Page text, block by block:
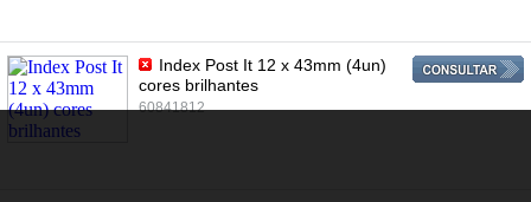
Index Post It 12 x 43mm (4un)
cores brilhantes
60841812